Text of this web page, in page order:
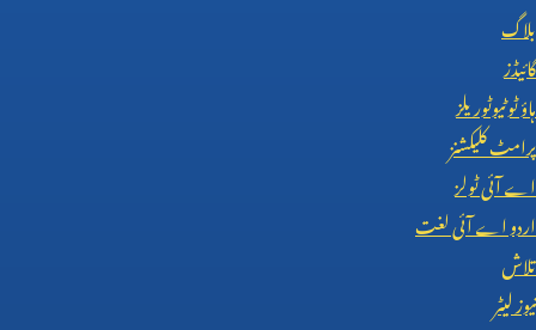
بلاگ
گائیڈز
ہاؤ ٹو ٹیوٹوریلز
پرامٹ کلیکشنز
اے آئی ٹولز
اردو اے آئی لغت
تلاش
نیوز لیٹر